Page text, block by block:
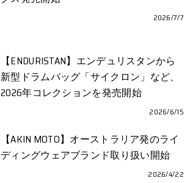
2026/7/7
【ENDURISTAN】エンデュリスタンから
新型ドラムバッグ「サイクロン」など、
2026年コレクションを発売開始
2026/6/15
【AKIN MOTO】オーストラリア発のライ
ディングウェアブランド取り扱い開始
2026/4/22